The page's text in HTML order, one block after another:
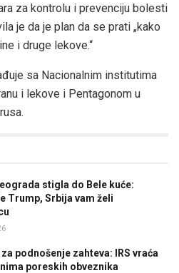
za kontrolu i prevenciju bolesti
je da je plan da se prati „kako
i druge lekove.“
sa Nacionalnim institutima
i lekove i Pentagonom u
stigla do Bele kuće:
Trump, Srbija vam želi
podnošenje zahteva: IRS vraća
poreskih obveznika